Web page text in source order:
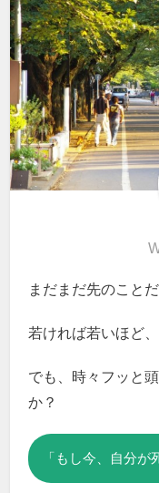
まだまだ先のこと
若ければ若いほど
でも、時々フッと
か？
「もし今、自分が